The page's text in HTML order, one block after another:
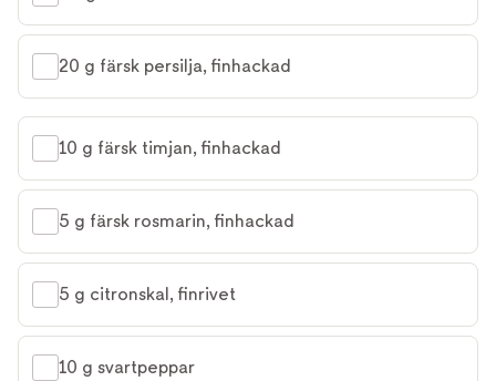
20 g färsk persilja, finhackad
10 g färsk timjan, finhackad
5 g färsk rosmarin, finhackad
5 g citronskal, finrivet
10 g svartpeppar